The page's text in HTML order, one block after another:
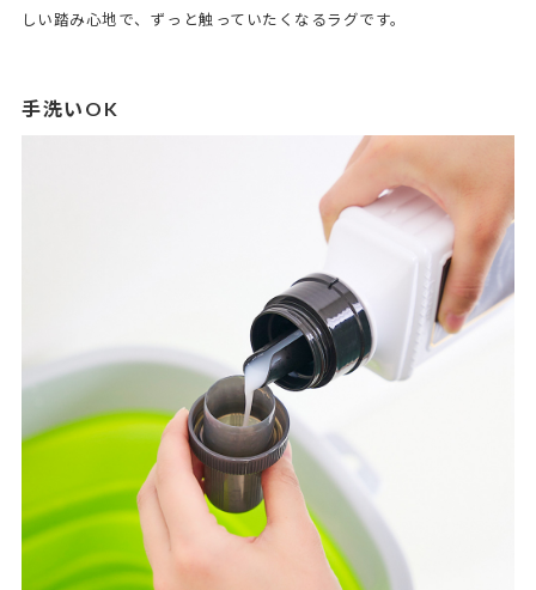
しい踏み心地で、ずっと触っていたくなるラグです。
手洗いOK